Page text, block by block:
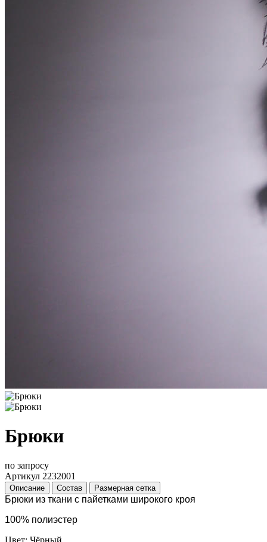
Брюки
по запросу
Артикул 2232001
Описание Состав Размерная сетка
Брюки из ткани с пайетками широкого кроя
100% полиэстер
Цвет: Чёрный